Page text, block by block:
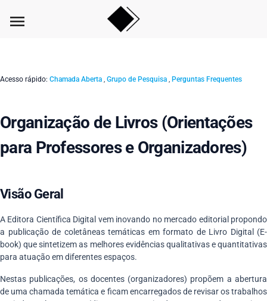
menu
Acesso rápido: Chamada Aberta , Grupo de Pesquisa , Perguntas Frequentes
Organização de Livros (Orientações
para Professores e Organizadores)
Visão Geral
A Editora Científica Digital vem inovando no mercado editorial propondo
a publicação de coletâneas temáticas em formato de Livro Digital (E-
book) que sintetizem as melhores evidências qualitativas e quantitativas
para atuação em diferentes espaços.
Nestas publicações, os docentes (organizadores) propõem a abertura
de uma chamada temática e ficam encarregados de revisar os trabalhos